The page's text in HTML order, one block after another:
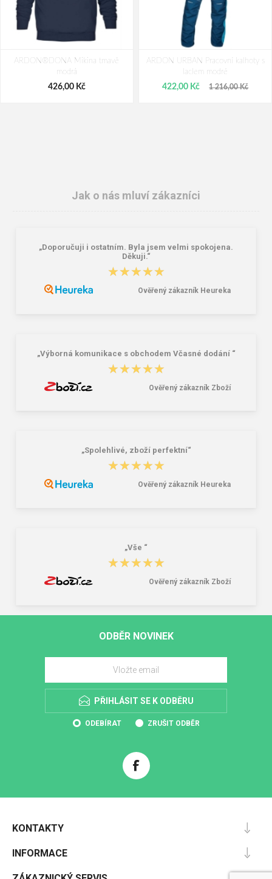
ARDON®DONA Mikina tmavě
modrá
426,00 Kč
ARDON URBAN Pracovní kalhoty s
laclem modré
422,00 Kč 1 216,00 Kč
ARDON®COOL TREND
399,00 Kč 553,00 Kč
ARDON®URBAN Montérková blůza
394,00 Kč 953,00 Kč
Jak o nás mluví zákazníci
„Doporučuji i ostatním. Byla jsem velmi spokojena.
Děkuji.“
★★★★★
★★★★★
Ověřený zákazník Heureka
„Výborná komunikace s obchodem Včasné dodání “
★★★★★
★★★★★
Ověřený zákazník Zboží
„Spolehlivé, zboží perfektní“
★★★★★
★★★★★
Ověřený zákazník Heureka
„Vše “
★★★★★
★★★★★
Ověřený zákazník Zboží
ODBĚR NOVINEK
PŘIHLÁSIT SE K ODBĚRU
ODEBÍRAT ZRUŠIT ODBĚR
KONTAKTY
INFORMACE